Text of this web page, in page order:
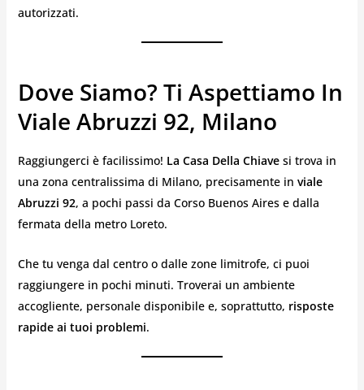
autorizzati.
Dove Siamo? Ti Aspettiamo In
Viale Abruzzi 92, Milano
Raggiungerci è facilissimo! La Casa Della Chiavesi trova in
una zona centralissima di Milano, precisamente in viale
Abruzzi 92, a pochi passi da Corso Buenos Aires e dalla
fermata della metro Loreto.
Che tu venga dal centro o dalle zone limitrofe, ci puoi
raggiungere in pochi minuti. Troverai un ambiente
accogliente, personale disponibile e, soprattutto, risposte
rapide ai tuoi problemi.